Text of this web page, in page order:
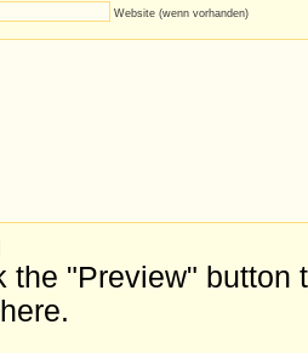
Website (wenn vorhanden)
the "Preview" button